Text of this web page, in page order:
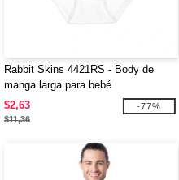
Rabbit Skins 4421RS - Body de
manga larga para bebé
$2,63
$11,36
-77%